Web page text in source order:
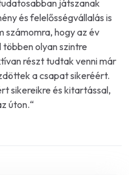
játszanak
és felelősségvállalás is
számomra, hogy az év
olyan szintre
részt tudtak venni már
a csapat sikeréért.
sikereikre és kitartással,
úton.“